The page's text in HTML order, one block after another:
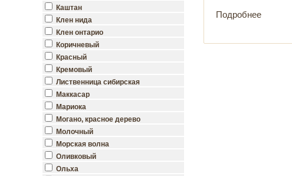
Каштан
Клен нида
Клен онтарио
Коричневый
Красный
Кремовый
Лиственница сибирская
Маккасар
Мариока
Могано, красное дерево
Молочный
Морская волна
Оливковый
Ольха
Подробнее